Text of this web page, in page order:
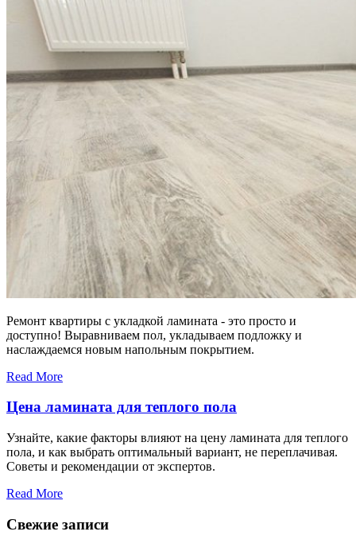
Ремонт квартиры с укладкой ламината - это просто и
доступно! Выравниваем пол, укладываем подложку и
наслаждаемся новым напольным покрытием.
Read More
Цена ламината для теплого пола
Узнайте, какие факторы влияют на цену ламината для теплого
пола, и как выбрать оптимальный вариант, не переплачивая.
Советы и рекомендации от экспертов.
Read More
Свежие записи